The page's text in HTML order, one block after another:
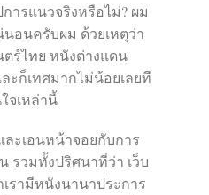
ารแนวจริงหรือไม่? ผม
อนครับผม ด้วยเหตุว่า
ร์ไทย หนังต่างแดน
ะก็เทศมากไม่น้อยเลยที
จเหล่านี้
ะเอนหน้าจอยกับการ
รวมทั้งปริศนาที่ว่า เว็บ
รามีหนังนานาประการ